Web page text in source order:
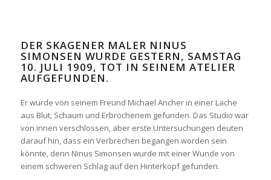
DER SKAGENER MALER NINUS
SIMONSEN WURDE GESTERN, SAMSTAG
10. JULI 1909, TOT IN SEINEM ATELIER
AUFGEFUNDEN.
Er wurde von seinem Freund Michael Ancher in einer Lache
aus Blut, Schaum und Erbrochenem gefunden. Das Studio war
von innen verschlossen, aber erste Untersuchungen deuten
darauf hin, dass ein Verbrechen begangen worden sein
könnte, denn Ninus Simonsen wurde mit einer Wunde von
einem schweren Schlag auf den Hinterkopf gefunden.